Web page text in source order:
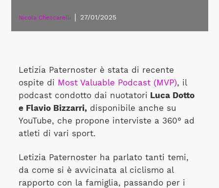
Nicola Checcarelli 27/01/2025
Letizia Paternoster è stata di recente
ospite di Most Valuable Podcast (MVP), il
podcast condotto dai nuotatori Luca Dotto
e Flavio Bizzarri,disponibile anche su
YouTube, che propone interviste a 360° ad
atleti di vari sport.
Letizia Paternoster ha parlato tanti temi,
da come si è avvicinata al ciclismo al
rapporto con la famiglia, passando per i